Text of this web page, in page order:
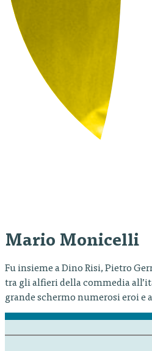
Mario Monicelli
Fu insieme a Dino Risi, Pietro
tra gli alfieri della commedia
grande schermo numerosi eroi
nell’immaginario collettivo. Tra